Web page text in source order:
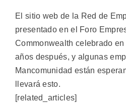
El sitio web de la Red de
presentado en el Foro
Commonwealth celebrado
años después, y algunas
Mancomunidad están
llevará esto.
[related_articles]